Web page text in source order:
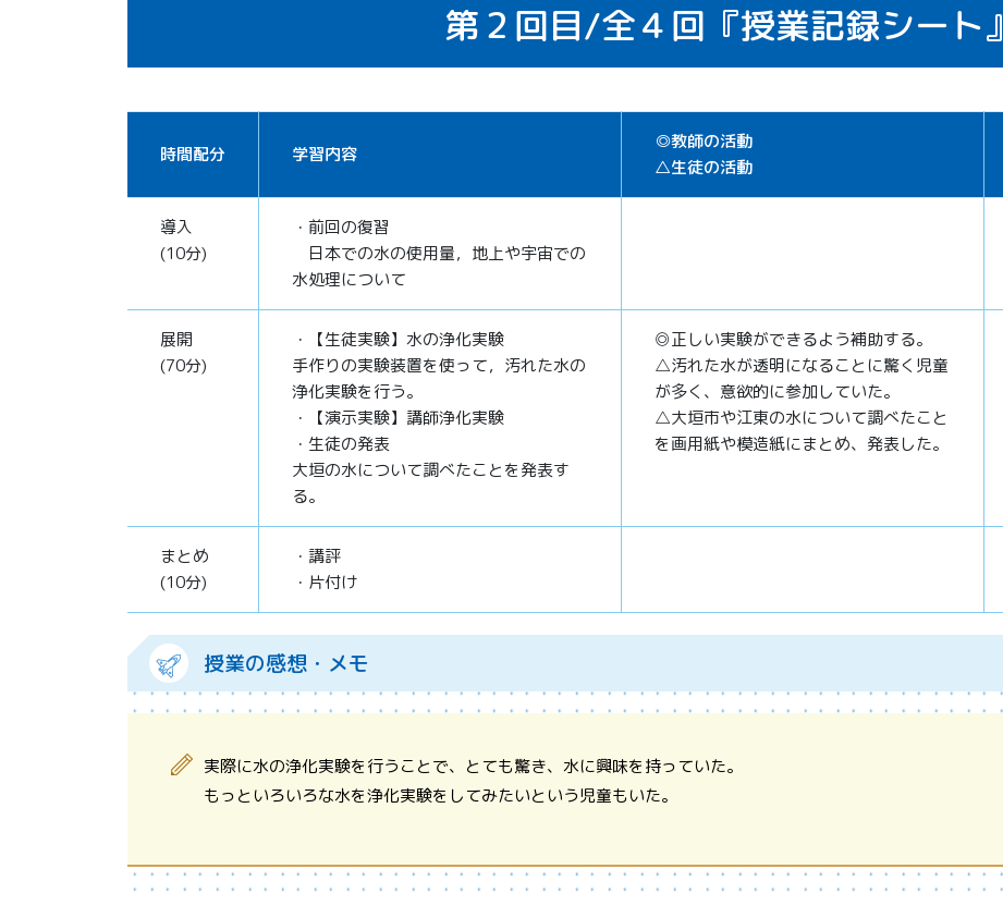
第２回目/全４回 『授業記録シート』
時間配分 学習内容
◎教師の活動
△生徒の活動
導入
(10分)
・前回の復習
日本での水の使用量，地上や宇宙での
水処理について
展開
(70分)
・【生徒実験】水の浄化実験
手作りの実験装置を使って，汚れた水の
浄化実験を行う。
・【演示実験】講師浄化実験
・生徒の発表
大垣の水について調べたことを発表す
る。
◎正しい実験ができるよう補助する。
△汚れた水が透明になることに驚く児童
が多く、意欲的に参加していた。
△大垣市や江東の水について調べたこと
を画用紙や模造紙にまとめ、発表した。
まとめ
(10分)
・講評
・片付け
授業の感想・メモ
実際に水の浄化実験を行うことで、とても驚き、水に興味を持っていた。
もっといろいろな水を浄化実験をしてみたいという児童もいた。